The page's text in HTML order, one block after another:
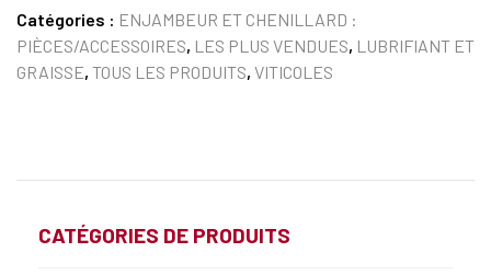
Catégories : ENJAMBEUR ET CHENILLARD :
PIÈCES/ACCESSOIRES, LES PLUS VENDUES, LUBRIFIANT ET
GRAISSE, TOUS LES PRODUITS, VITICOLES
CATÉGORIES DE PRODUITS